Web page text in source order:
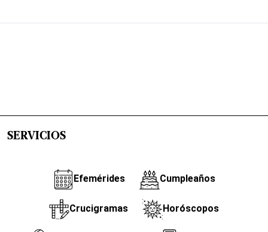
SERVICIOS
Efemérides Cumpleaños
Crucigramas Horóscopos